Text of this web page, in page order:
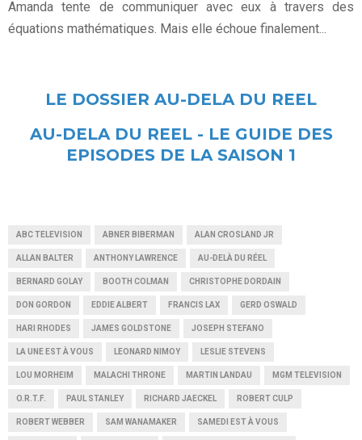
Amanda tente de communiquer avec eux à travers des
équations mathématiques. Mais elle échoue finalement...
LE DOSSIER AU-DELA DU REEL
AU-DELA DU REEL - LE GUIDE DES
EPISODES DE LA SAISON 1
ABC TELEVISION ABNER BIBERMAN ALAN CROSLAND JR
ALLAN BALTER ANTHONY LAWRENCE AU-DELÀ DU RÉEL
BERNARD GOLAY BOOTH COLMAN CHRISTOPHE DORDAIN
DON GORDON EDDIE ALBERT FRANCIS LAX GERD OSWALD
HARI RHODES JAMES GOLDSTONE JOSEPH STEFANO
LA UNE EST À VOUS LEONARD NIMOY LESLIE STEVENS
LOU MORHEIM MALACHI THRONE MARTIN LANDAU MGM TELEVISION
O.R.T.F. PAUL STANLEY RICHARD JAECKEL ROBERT CULP
ROBERT WEBBER SAM WANAMAKER SAMEDI EST À VOUS